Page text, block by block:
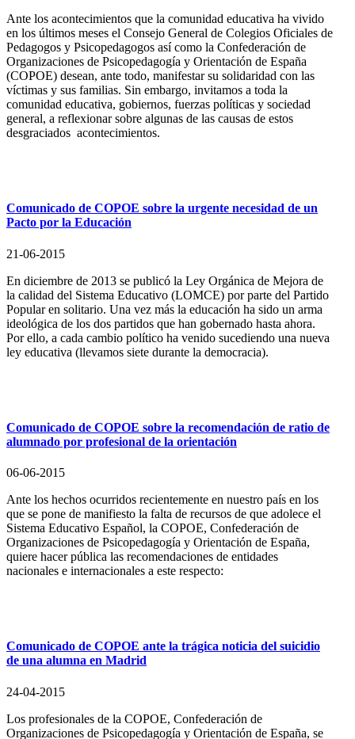
Ante los acontecimientos que la comunidad educativa ha vivido
en los últimos meses el Consejo General de Colegios Oficiales de
Pedagogos y Psicopedagogos así como la Confederación de
Organizaciones de Psicopedagogía y Orientación de España
(COPOE) desean, ante todo, manifestar su solidaridad con las
víctimas y sus familias. Sin embargo, invitamos a toda la
comunidad educativa, gobiernos, fuerzas políticas y sociedad
general, a reflexionar sobre algunas de las causas de estos
desgraciados acontecimientos.
Comunicado de COPOE sobre la urgente necesidad de un
Pacto por la Educación
21-06-2015
En diciembre de 2013 se publicó la Ley Orgánica de Mejora de
la calidad del Sistema Educativo (LOMCE) por parte del Partido
Popular en solitario. Una vez más la educación ha sido un arma
ideológica de los dos partidos que han gobernado hasta ahora.
Por ello, a cada cambio político ha venido sucediendo una nueva
ley educativa (llevamos siete durante la democracia).
Comunicado de COPOE sobre la recomendación de ratio de
alumnado por profesional de la orientación
06-06-2015
Ante los hechos ocurridos recientemente en nuestro país en los
que se pone de manifiesto la falta de recursos de que adolece el
Sistema Educativo Español, la COPOE, Confederación de
Organizaciones de Psicopedagogía y Orientación de España,
quiere hacer pública las recomendaciones de entidades
nacionales e internacionales a este respecto:
Comunicado de COPOE ante la trágica noticia del suicidio
de una alumna en Madrid
24-04-2015
Los profesionales de la COPOE, Confederación de
Organizaciones de Psicopedagogía y Orientación de España, se